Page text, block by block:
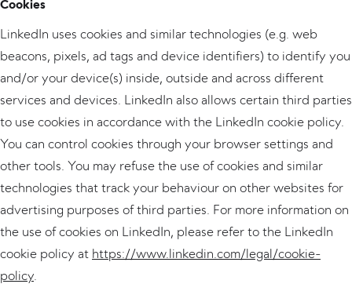
Cookies
LinkedIn uses cookies and similar technologies (e.g. web
beacons, pixels, ad tags and device identifiers) to identify you
and/or your device(s) inside, outside and across different
services and devices. LinkedIn also allows certain third parties
to use cookies in accordance with the LinkedIn cookie policy.
You can control cookies through your browser settings and
other tools. You may refuse the use of cookies and similar
technologies that track your behaviour on other websites for
advertising purposes of third parties. For more information on
the use of cookies on LinkedIn, please refer to the LinkedIn
cookie policy at https://www.linkedin.com/legal/cookie-
policy.